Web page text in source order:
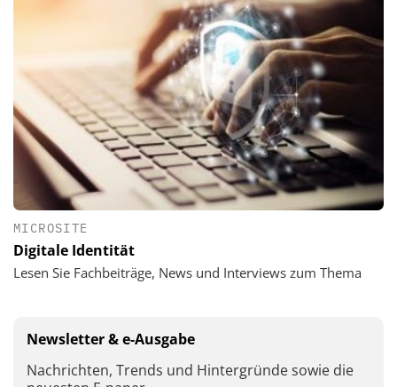
MICROSITE
Digitale Identität
Lesen Sie Fachbeiträge, News und Interviews zum Thema
Newsletter & e-Ausgabe
Nachrichten, Trends und Hintergründe sowie die